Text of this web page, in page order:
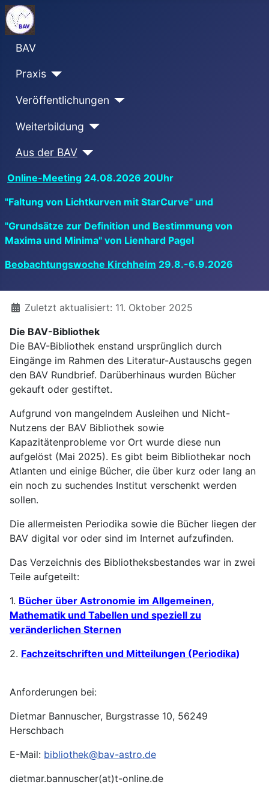
BAV
Praxis
Veröffentlichungen
Weiterbildung
Aus der BAV
Online-Meeting 24.08.2026 20Uhr
"Faltung von Lichtkurven mit StarCurve" und
"Grundsätze zur Definition und Bestimmung von
Maxima und Minima" von Lienhard Pagel
Beobachtungswoche Kirchheim 29.8.-6.9.2026
DetailsZuletzt aktualisiert: 11. Oktober 2025
Die BAV-Bibliothek
Die BAV-Bibliothek enstand ursprünglich durch
Eingänge im Rahmen des Literatur-Austauschs gegen
den BAV Rundbrief. Darüberhinaus wurden Bücher
gekauft oder gestiftet.
Aufgrund von mangelndem Ausleihen und Nicht-
Nutzens der BAV Bibliothek sowie
Kapazitätenprobleme vor Ort wurde diese nun
aufgelöst (Mai 2025). Es gibt beim Bibliothekar noch
Atlanten und einige Bücher, die über kurz oder lang an
ein noch zu suchendes Institut verschenkt werden
sollen.
Die allermeisten Periodika sowie die Bücher liegen der
BAV digital vor oder sind im Internet aufzufinden.
Das Verzeichnis des Bibliotheksbestandes war in zwei
Teile aufgeteilt:
1. Bücher über Astronomie im Allgemeinen,
Mathematik und Tabellen und speziell zu
veränderlichen Sternen
2. Fachzeitschriften und Mitteilungen (Periodika)
Anforderungen bei:
Dietmar Bannuscher, Burgstrasse 10, 56249
Herschbach
E-Mail: bibliothek@bav-astro.de
dietmar.bannuscher(at)t-online.de